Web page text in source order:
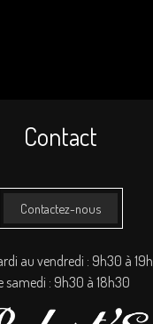
Contact
Contactez-nous
au vendredi : 9h30 à 19h
samedi : 9h30 à 18h30